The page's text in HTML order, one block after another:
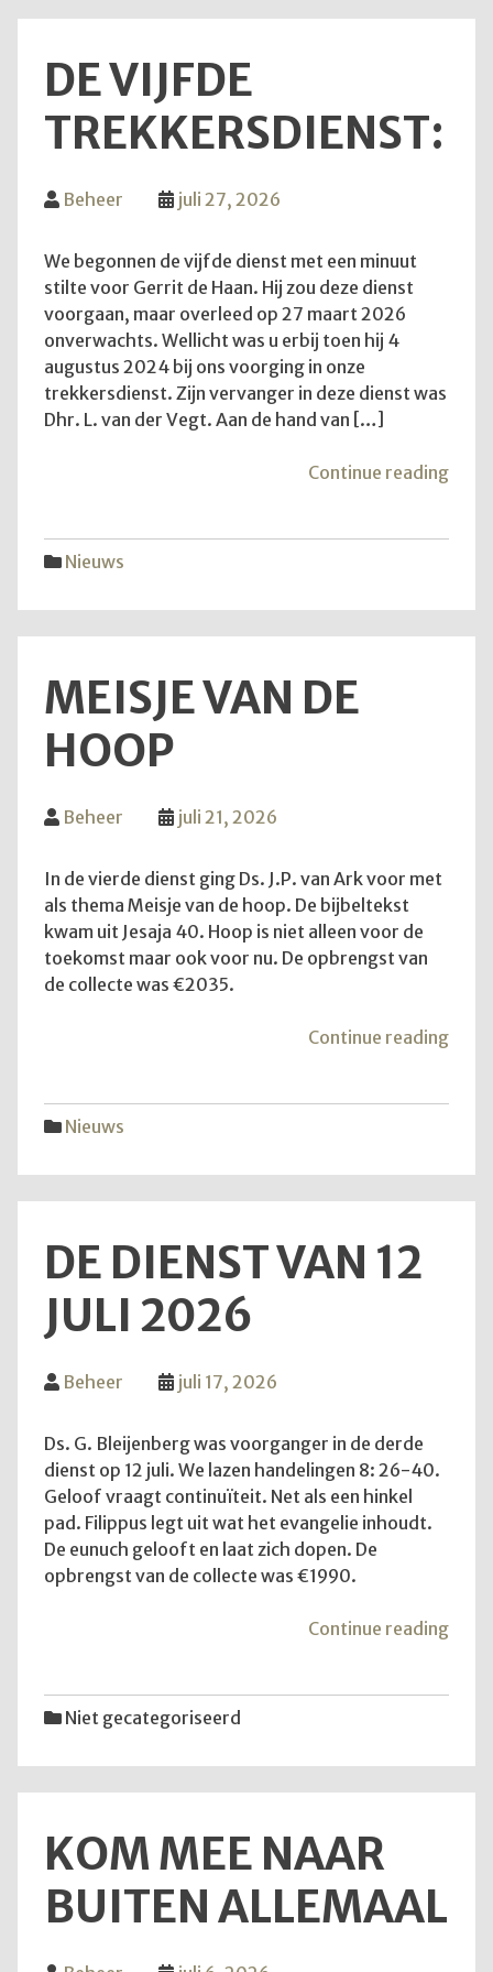
DE VIJFDE
TREKKERSDIENST:
Beheer juli 27, 2026
We begonnen de vijfde dienst met een minuut
stilte voor Gerrit de Haan. Hij zou deze dienst
voorgaan, maar overleed op 27 maart 2026
onverwachts. Wellicht was u erbij toen hij 4
augustus 2024 bij ons voorging in onze
trekkersdienst. Zijn vervanger in deze dienst was
Dhr. L. van der Vegt. Aan de hand van […]
Continue reading"De
Nieuws
MEISJE VAN DE
HOOP
Beheer juli 21, 2026
In de vierde dienst ging Ds. J.P. van Ark voor met
als thema Meisje van de hoop. De bijbeltekst
kwam uit Jesaja 40. Hoop is niet alleen voor de
toekomst maar ook voor nu. De opbrengst van
de collecte was €2035.
Continue reading
Nieuws
DE DIENST VAN 12
JULI 2026
Beheer juli 17, 2026
Ds. G. Bleijenberg was voorganger in de derde
dienst op 12 juli. We lazen handelingen 8: 26-40.
Geloof vraagt continuïteit. Net als een hinkel
pad. Filippus legt uit wat het evangelie inhoudt.
De eunuch gelooft en laat zich dopen. De
opbrengst van de collecte was €1990.
Continue reading"De
Niet gecategoriseerd
KOM MEE NAAR
BUITEN ALLEMAAL